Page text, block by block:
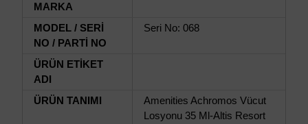
MARKA
MODEL / SERİ
NO / PARTİ NO
Seri No: 068
ÜRÜN ETİKET
ADI
ÜRÜN TANIMI
Amenities Achromos Vücut
Losyonu 35 Ml-Altis Resort